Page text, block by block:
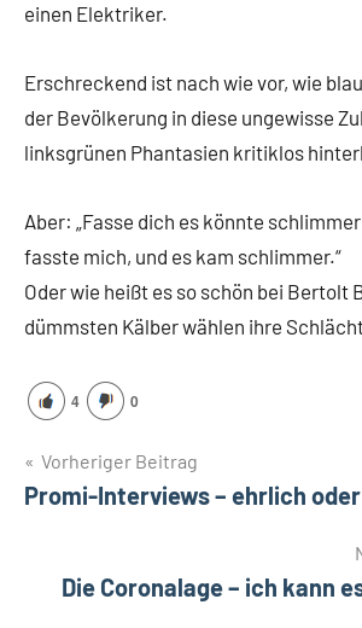
einen Elektriker.
Erschreckend ist nach wie vor, wie
der Bevölkerung in diese ungewisse
linksgrünen Phantasien kritiklos
Aber: „Fasse dich es könnte
fasste mich, und es kam schlimmer.“
Oder wie heißt es so schön bei Bertolt
dümmsten Kälber wählen ihre
4 0
Beitragsnavigation
Vorheriger Beitrag
Promi-Interviews – ehrlich
Die Coronalage – ich kann